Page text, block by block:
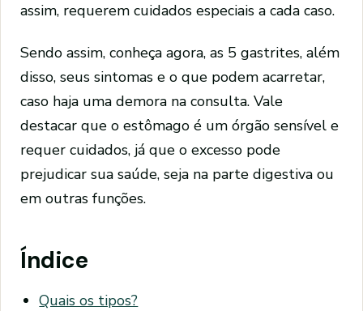
assim, requerem cuidados especiais a cada caso.
Sendo assim, conheça agora, as 5 gastrites, além
disso, seus sintomas e o que podem acarretar,
caso haja uma demora na consulta. Vale
destacar que o estômago é um órgão sensível e
requer cuidados, já que o excesso pode
prejudicar sua saúde, seja na parte digestiva ou
em outras funções.
Índice
Quais os tipos?